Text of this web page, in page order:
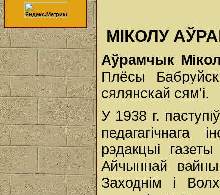
МІКОЛУ
Аўрамчык
Плёсы
сялянскай сям'і.
У 1938 г.
педагагічнага
рэдакцыі
Айчыннай
Заходнім і